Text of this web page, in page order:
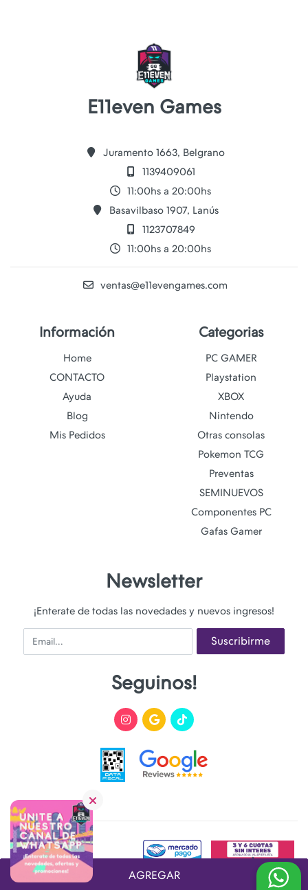
AGREGAR
E11even Games
Juramento 1663, Belgrano
1139409061
11:00hs a 20:00hs
Basavilbaso 1907, Lanús
1123707849
11:00hs a 20:00hs
ventas@e11evengames.com
Información
Home
CONTACTO
Ayuda
Blog
Mis Pedidos
Categorias
PC GAMER
Playstation
XBOX
Nintendo
Otras consolas
Pokemon TCG
Preventas
SEMINUEVOS
Componentes PC
Gafas Gamer
Newsletter
¡Enterate de todas las novedades y nuevos ingresos!
Email Suscribirme
Seguinos!